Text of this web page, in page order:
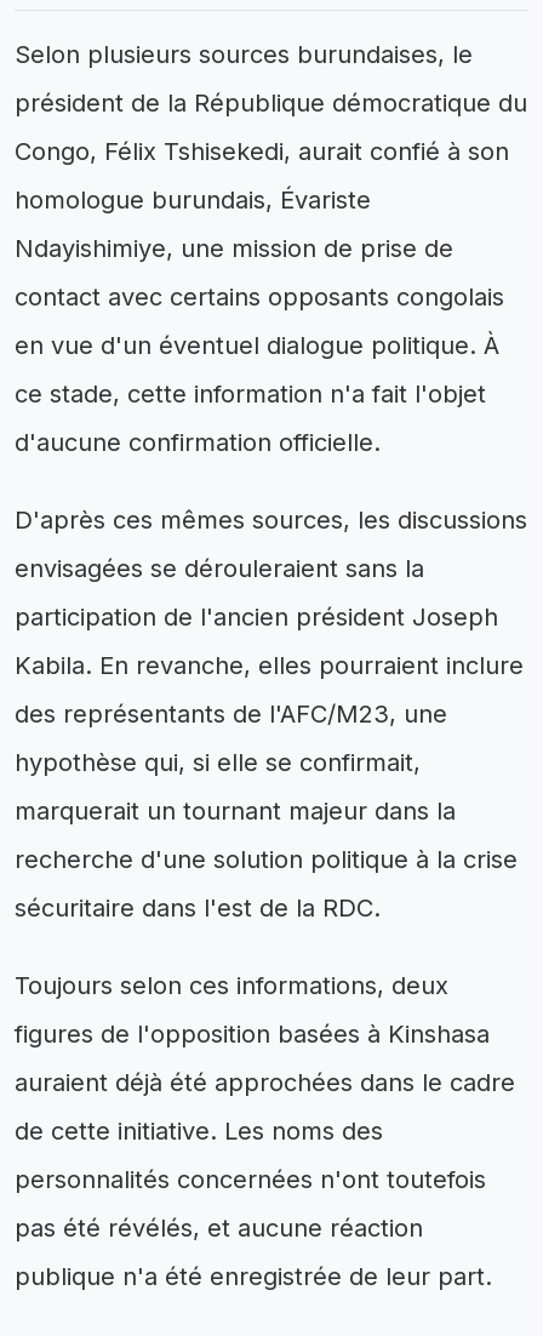
Selon plusieurs sources burundaises, le
président de la République démocratique du
Congo, Félix Tshisekedi, aurait confié à son
homologue burundais, Évariste
Ndayishimiye, une mission de prise de
contact avec certains opposants congolais
en vue d'un éventuel dialogue politique. À
ce stade, cette information n'a fait l'objet
d'aucune confirmation officielle.
D'après ces mêmes sources, les discussions
envisagées se dérouleraient sans la
participation de l'ancien président Joseph
Kabila. En revanche, elles pourraient inclure
des représentants de l'AFC/M23, une
hypothèse qui, si elle se confirmait,
marquerait un tournant majeur dans la
recherche d'une solution politique à la crise
sécuritaire dans l'est de la RDC.
Toujours selon ces informations, deux
figures de l'opposition basées à Kinshasa
auraient déjà été approchées dans le cadre
de cette initiative. Les noms des
personnalités concernées n'ont toutefois
pas été révélés, et aucune réaction
publique n'a été enregistrée de leur part.